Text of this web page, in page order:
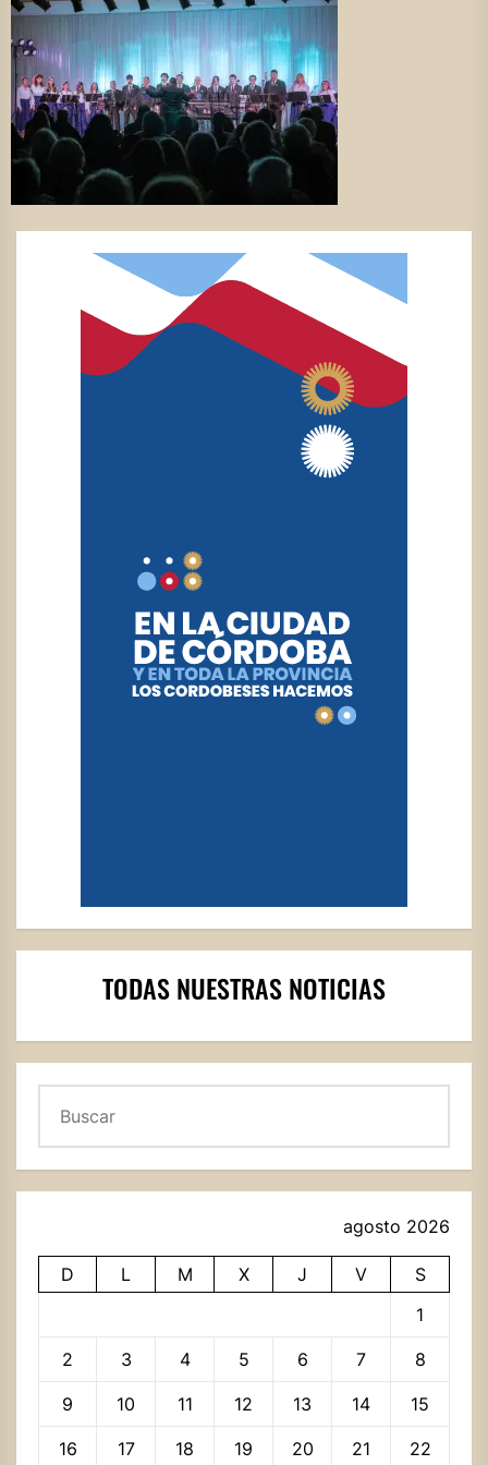
TODAS NUESTRAS NOTICIAS
agosto 2026
D L M X J V
S
1
2 3 4 5 6 7 8
9 10 11 12 13 14 15
16 17 18 19 20 21 22